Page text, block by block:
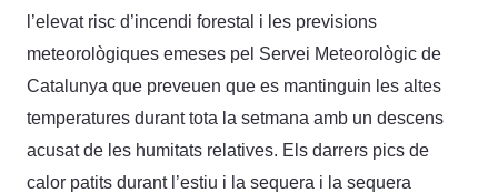
l’elevat risc d’incendi forestal i les previsions
meteorològiques emeses pel Servei Meteorològic de
Catalunya que preveuen que es mantinguin les altes
temperatures durant tota la setmana amb un descens
acusat de les humitats relatives. Els darrers pics de
calor patits durant l’estiu i la sequera i la sequera